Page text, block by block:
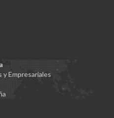
y Empresariales